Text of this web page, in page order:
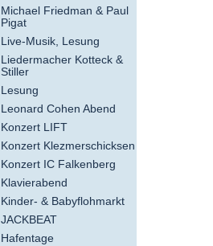
Michael Friedman & Paul
Pigat
Live-Musik, Lesung
Liedermacher Kotteck &
Stiller
Lesung
Leonard Cohen Abend
Konzert LIFT
Konzert Klezmerschicksen
Konzert IC Falkenberg
Klavierabend
Kinder- & Babyflohmarkt
JACKBEAT
Hafentage